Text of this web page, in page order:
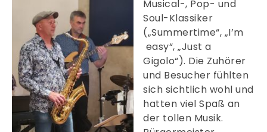
Musical-, Pop- und
Soul-Klassiker
(„Summertime“, „I’m
easy“, „Just a
Gigolo“). Die Zuhörer
und Besucher fühlten
sich sichtlich wohl und
hatten viel Spaß an
der tollen Musik.